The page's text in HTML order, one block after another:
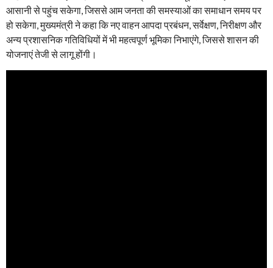
आसानी से पहुंच सकेगा, जिससे आम जनता की समस्याओं का समाधान समय पर
हो सकेगा, मुख्यमंत्री ने कहा कि नए वाहन आपदा प्रबंधन, सर्वेक्षण, निरीक्षण और
अन्य प्रशासनिक गतिविधियों में भी महत्वपूर्ण भूमिका निभाएंगे, जिससे शासन की
योजनाएं तेजी से लागू होंगी।